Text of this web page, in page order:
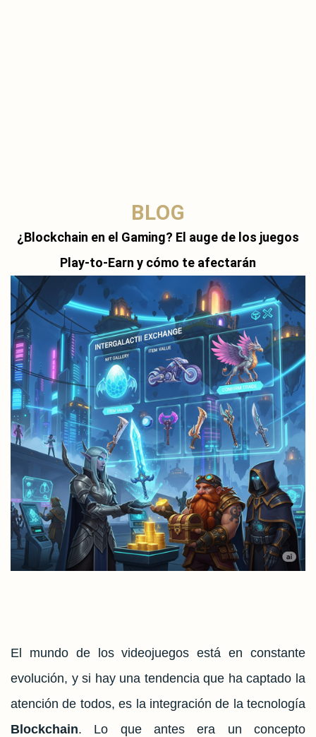
BLOG
¿Blockchain en el Gaming? El auge de los juegos
Play-to-Earn y cómo te afectarán
El mundo de los videojuegos está en constante
evolución, y si hay una tendencia que ha captado la
atención de todos, es la integración de la tecnología
Blockchain. Lo que antes era un concepto